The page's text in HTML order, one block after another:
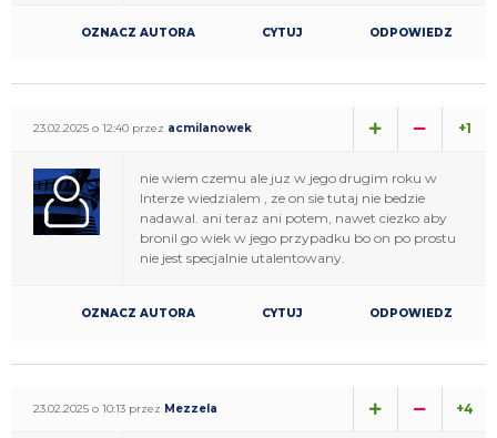
OZNACZ AUTORA CYTUJ ODPOWIEDZ
23.02.2025 o 12:40 przez acmilanowek +1
nie wiem czemu ale juz w jego drugim roku w
Interze wiedzialem , ze on sie tutaj nie bedzie
nadawal. ani teraz ani potem, nawet ciezko aby
bronil go wiek w jego przypadku bo on po prostu
nie jest specjalnie utalentowany.
OZNACZ AUTORA CYTUJ ODPOWIEDZ
23.02.2025 o 10:13 przez Mezzela +4